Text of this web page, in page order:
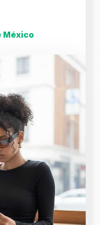
México